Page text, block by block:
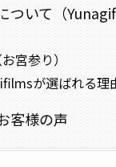
ついて（
宮参り）
が選ばれる理
客様の声